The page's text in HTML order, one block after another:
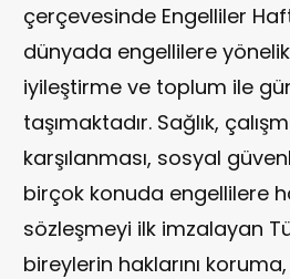
çerçevesinde Engelliler
dünyada engellilere
iyileştirme ve toplum ile
taşımaktadır. Sağlık,
karşılanması, sosyal
birçok konuda engellilere
sözleşmeyi ilk imzalayan
bireylerin haklarını